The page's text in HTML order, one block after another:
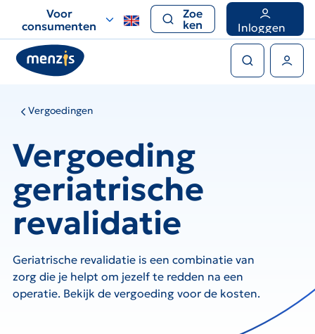
voor
snelle
navigatie
Voor
consumenten
Zoe
ken
Inloggen
Vergoedingen
Vergoeding
geriatrische
revalidatie
Geriatrische revalidatie is een combinatie van
zorg die je helpt om jezelf te redden na een
operatie. Bekijk de vergoeding voor de kosten.